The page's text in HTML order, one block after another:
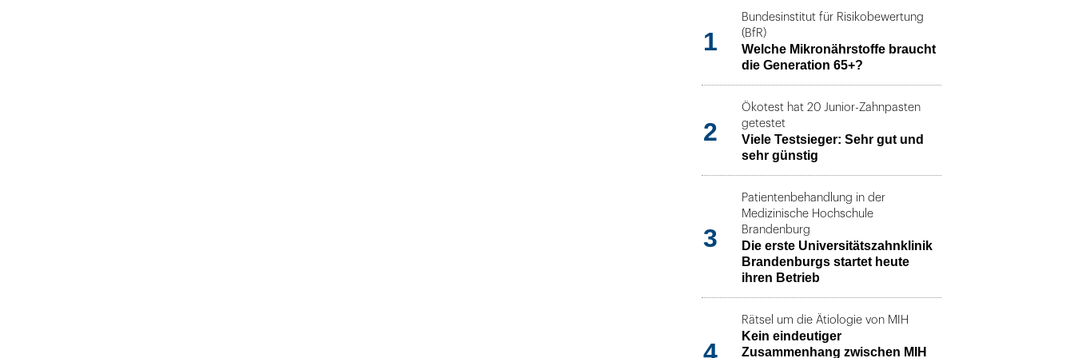
1
Bundesinstitut für Risikobewertung
(BfR)
Welche Mikronährstoffe braucht
die Generation 65+?
2
Ökotest hat 20 Junior-Zahnpasten
getestet
Viele Testsieger: Sehr gut und
sehr günstig
3
Patientenbehandlung in der
Medizinische Hochschule
Brandenburg
Die erste Universitätszahnklinik
Brandenburgs startet heute
ihren Betrieb
4
Rätsel um die Ätiologie von MIH
Kein eindeutiger
Zusammenhang zwischen MIH